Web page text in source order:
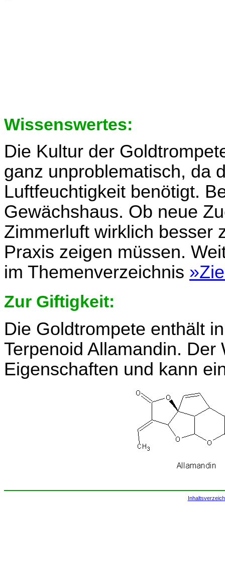
Wissenswertes:
Die Kultur der
ganz unproblematisch, da
Luftfeuchtigkeit benötigt.
Gewächshaus. Ob neue
Zimmerluft wirklich besser
Praxis zeigen müssen.
im Themenverzeichnis
Zur Giftigkeit:
Die Goldtrompete enthält
Terpenoid Allamandin.
Eigenschaften und kann